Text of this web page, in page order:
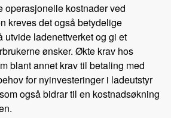
operasjonelle kostnader ved
kreves det også betydelige
utvide ladenettverket og gi et
ønsker. Økte krav hos
blant annet krav til betaling med
for nyinvesteringer i ladeutstyr
også bidrar til en kostnadsøkning